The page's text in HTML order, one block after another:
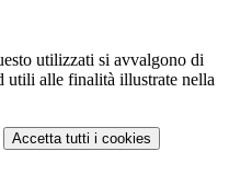
utilizzati si avvalgono di
utili alle finalità illustrate nella
Accetta tutti i cookies